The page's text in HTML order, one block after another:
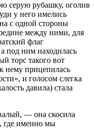
серую рубашку, оголив
у него имелись
с одной стороны
между ними, для
флаг
под ним находилась
торс такого вот
нему прицепилась
и голосом слегка
давила) стала
— она скосила
где именно мы